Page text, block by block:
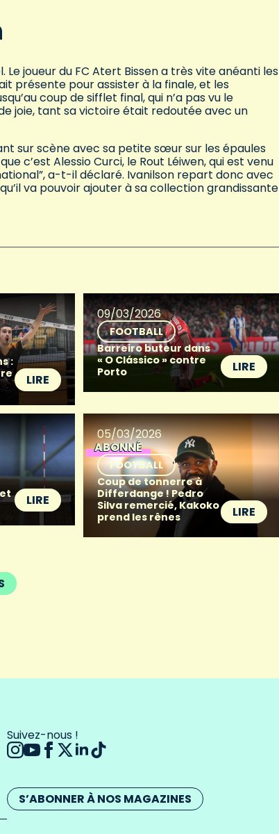
joueur du FC Atert Bissen a très vite anéanti les
présente pour assister à la finale, et les
coup de sifflet final, qui n’a pas vu le
joie, tant sa victoire était redoutée avec un
sur scène avec sa petite sœur sur les épaules
c’est Alessio Curci, le Rout Léiwen, qui est venu
a-t-il déclaré. Ivanilson repart donc avec
va pouvoir ajouter à sa collection grandissante
:
LIRE
09/03/2026
FOOTBALL
Barreiro buteur dans
« O Clássico » contre
Porto
LIRE
LIRE
05/03/2026
ABONNÉ
FOOTBALL
Coup de tonnerre à
Differdange ! Pedro
Silva remercié, Kakoko
prend les rênes
LIRE
Suivez-nous !
S’ABONNER À NOS MAGAZINES